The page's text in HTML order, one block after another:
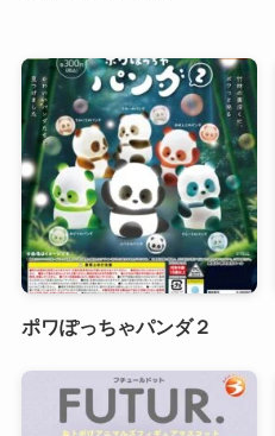
ポワぽっちゃパンダ２